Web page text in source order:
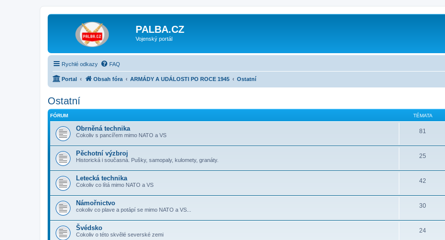
PALBA.CZ
Vojenský portál
Rychlé odkazy FAQ
Portal Obsah fóra ARMÁDY A UDÁLOSTI PO ROCE 1945 Ostatní
Ostatní
FÓRUM TÉMATA
Obrněná technika
Cokoliv s pancířem mimo NATO a VS
81
Pěchotní výzbroj
Historická i současná. Pušky, samopaly, kulomety, granáty.
25
Letecká technika
Cokoliv co lítá mimo NATO a VS
42
Námořnictvo
cokoliv co plave a potápí se mimo NATO a VS...
30
Švédsko
Cokoliv o této skvělé severské zemi
24